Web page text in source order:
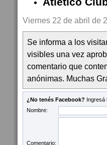
Viernes 22 de abril de
Se informa a los
visibles una vez
comentario que
anónimas. Muchas
¿No tenés Facebook? Ingresá
Nombre:
Comentario: